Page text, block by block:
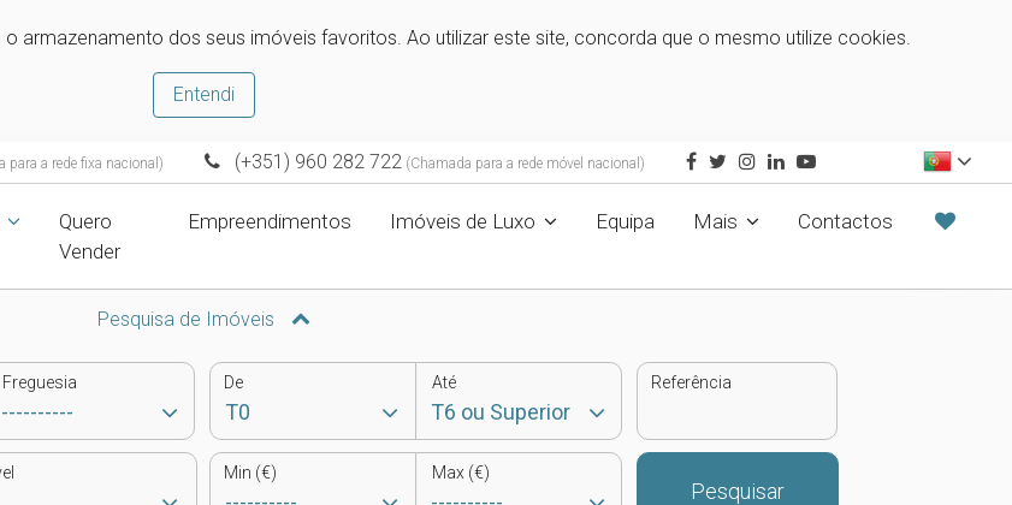
armazenamento dos seus imóveis favoritos. Ao utilizar este site, concorda que o mesmo utilize cookies.
Entendi
para a rede fixa nacional) (+351) 960 282 722(Chamada para a rede móvel nacional)
Quero
Vender
Empreendimentos Imóveis de Luxo Equipa Mais Contactos
Pesquisa de Imóveis
Freguesia De Até Referência
Min (€) Max (€)
Pesquisar